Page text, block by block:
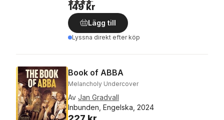
149 kr
Lägg till
Lyssna direkt efter köp
Book of ABBA
Melancholy Undercover
Av Jan Gradvall
Inbunden, Engelska, 2024